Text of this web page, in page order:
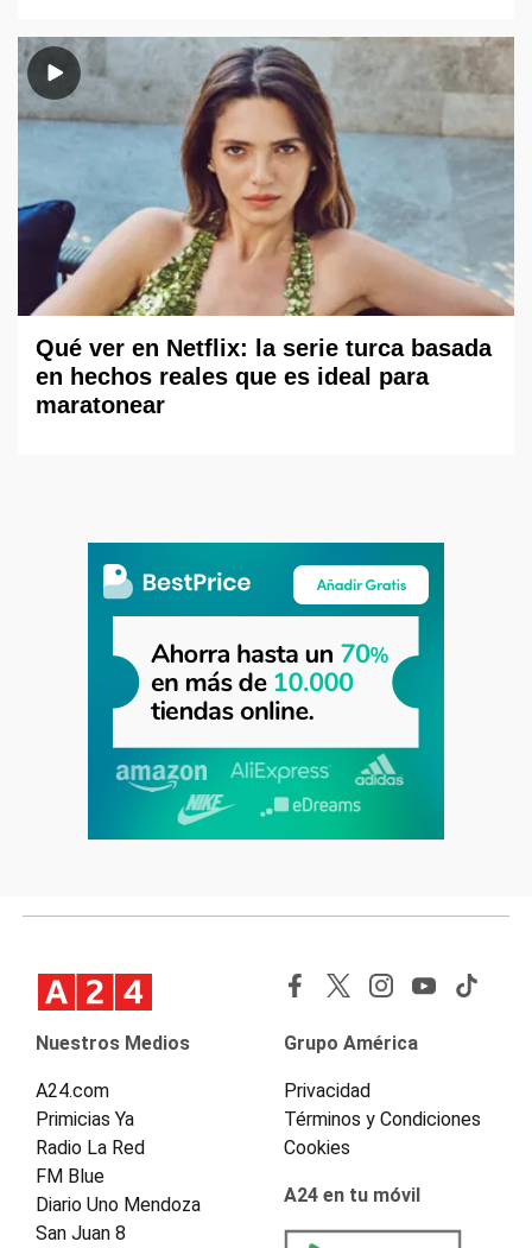
Qué ver en Netflix: la serie turca basada
en hechos reales que es ideal para
maratonear
Nuestros Medios
A24.com
Primicias Ya
Radio La Red
FM Blue
Diario Uno Mendoza
San Juan 8
Grupo América
Privacidad
Términos y Condiciones
Cookies
A24 en tu móvil